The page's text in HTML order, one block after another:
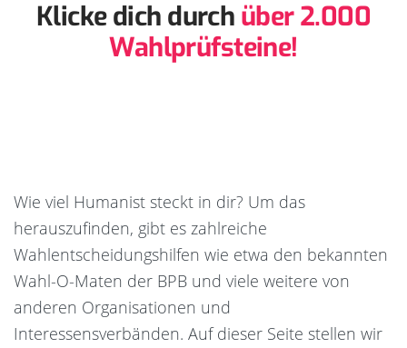
Klicke dich durch über 2.000
Wahlprüfsteine!
Wie viel Humanist steckt in dir? Um das
herauszufinden, gibt es zahlreiche
Wahlentscheidungshilfen wie etwa den bekannten
Wahl-O-Maten der BPB und viele weitere von
anderen Organisationen und
Interessensverbänden. Auf dieser Seite stellen wir